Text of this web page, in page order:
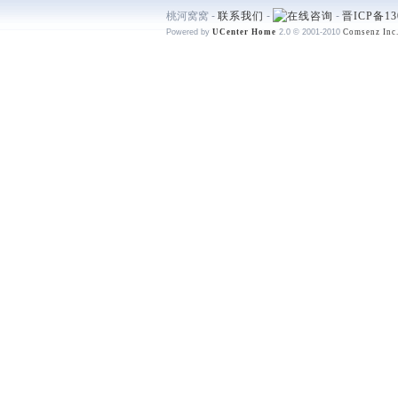
桃河窝窝 - 联系我们 - - 晋ICP备
Powered by UCenter Home 2.0 © 2001-2010 Comsenz Inc.